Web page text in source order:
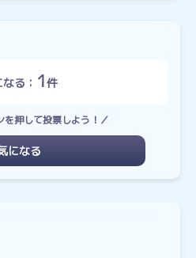
る： 1件
を押して投票しよう！／
になる